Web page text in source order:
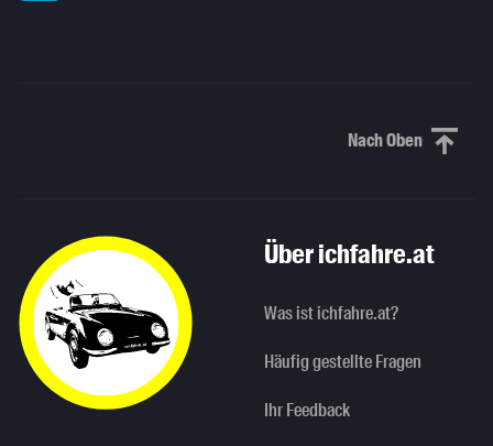
Nach ObenNach oben
Über ichfahre.at
Was ist ichfahre.at?
Häufig gestellte Fragen
Ihr Feedback